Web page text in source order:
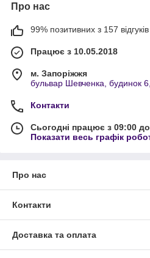
Про нас
99% позитивних з 157 відгуків
Працює з 10.05.2018
м. Запоріжжя
бульвар Шевченка, будинок
Контакти
Сьогодні працює з 09:00
Показати весь графік
Про нас
Контакти
Доставка та оплата